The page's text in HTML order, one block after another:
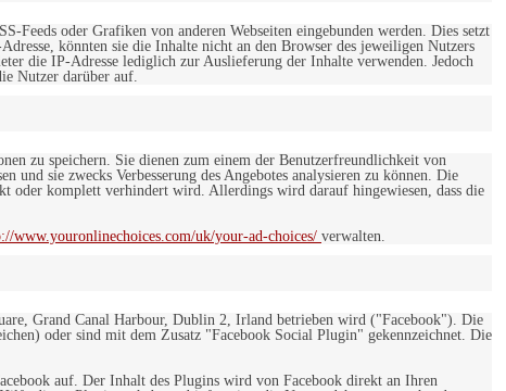
Feeds oder Grafiken von anderen Webseiten eingebunden werden. Dies setzt
könnten sie die Inhalte nicht an den Browser des jeweiligen Nutzers
die IP-Adresse lediglich zur Auslieferung der Inhalte verwenden. Jedoch
Nutzer darüber auf.
zu speichern. Sie dienen zum einem der Benutzerfreundlichkeit von
und sie zwecks Verbesserung des Angebotes analysieren zu können. Die
oder komplett verhindert wird. Allerdings wird darauf hingewiesen, dass die
www.youronlinechoices.com/uk/your-ad-choices/ verwalten.
Grand Canal Harbour, Dublin 2, Irland betrieben wird ("Facebook"). Die
oder sind mit dem Zusatz "Facebook Social Plugin" gekennzeichnet. Die
auf. Der Inhalt des Plugins wird von Facebook direkt an Ihren